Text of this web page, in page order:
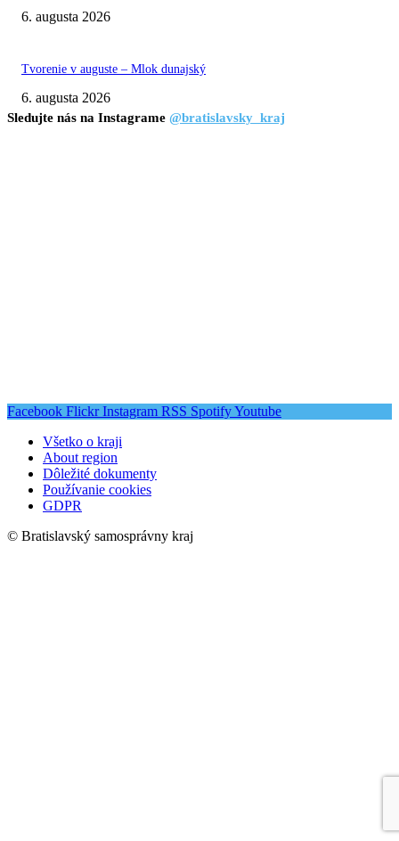
6. augusta 2026
Tvorenie v auguste – Mlok dunajský
6. augusta 2026
Sledujte nás na Instagrame @bratislavsky_kraj
Facebook Flickr Instagram RSS SpotifyYoutube
Všetko o kraji
About region
Dôležité dokumenty
Používanie cookies
GDPR
© Bratislavský samosprávny kraj